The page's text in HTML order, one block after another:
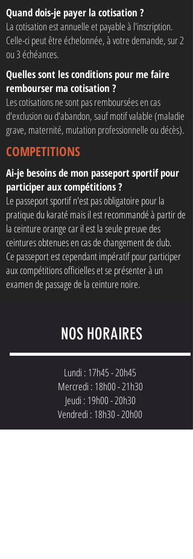
Quand dois-je payer la cotisation ?
La cotisation est annuelle et payable à l'inscription.
Celle-ci peut être échelonnée, à votre demande, sur 2
ou 3 échéances. ​
Quelles sont les conditions pour me faire
rembourser ma cotisation ?
Les cotisations ne sont pas remboursées en cas
d'exclusion ou d'abandon, sauf motif valable (maladie
grave, maternité, mutation professionnelle ou décès).​
COMPETITIONS
Ai-je besoins de mon passeport sportif pour
participer aux compétitions ?
Le passeport sportif n'est pas obligatoire pour la
pratique du karaté mais il est recommandé à partir de
la ceinture orange car il est la seule preuve des
ceintures obtenues en cas de changement de club.
Ce passeport est cependant impératif pour participer
aux compétitions officielles et se présenter à un
examen de passage de la ceinture noire.
NOS HORAIRES
Lundi : 17h45 - 20h45
Mercredi : 18h00 - 21h30
Jeudi : 19h00 - 20h30
Vendredi : 18h30 - 20h00
Les horaires détaillés